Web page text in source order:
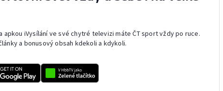
apkou iVysílání ve své chytré televizi máte ČT sport vždy po ruce.
a bonusový obsah kdekoli a kdykoli.